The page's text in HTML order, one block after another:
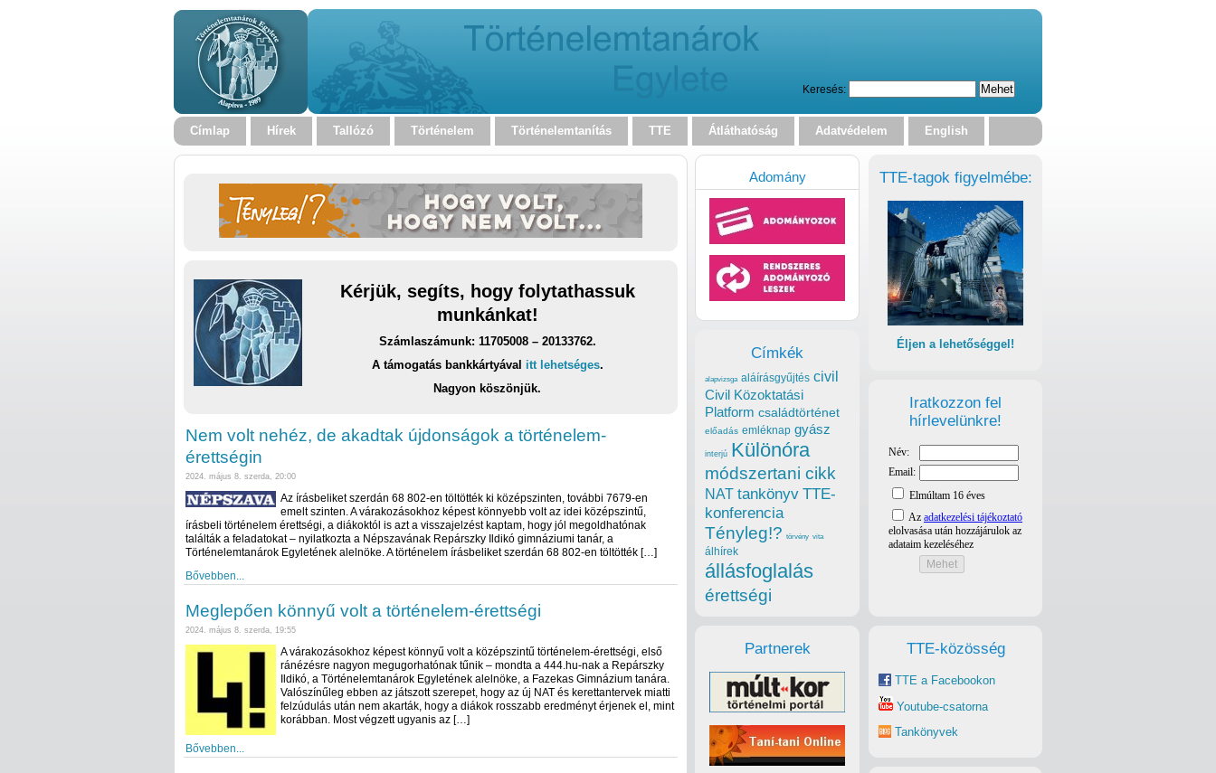
Keresés:
Címlap Hírek Tallózó Történelem Történelemtanítás TTE Átláthatóság Adatvédelem English
Kérjük, segíts, hogy folytathassuk
munkánkat!
Számlaszámunk: 11705008 – 20133762.
A támogatás bankkártyával itt lehetséges.
Nagyon köszönjük.
Nem volt nehéz, de akadtak újdonságok a történelem-
érettségin
2024. május 8. szerda, 20:00
Az írásbeliket szerdán 68 802-en töltötték ki középszinten, további 7679-en
emelt szinten. A várakozásokhoz képest könnyebb volt az idei középszintű,
írásbeli történelem érettségi, a diákoktól is azt a visszajelzést kaptam, hogy jól megoldhatónak
találták a feladatokat – nyilatkozta a Népszavának Repárszky Ildikó gimnáziumi tanár, a
Történelemtanárok Egyletének alelnöke. A történelem írásbeliket szerdán 68 802-en töltötték […]
Bővebben...
Meglepően könnyű volt a történelem-érettségi
2024. május 8. szerda, 19:55
A várakozásokhoz képest könnyű volt a középszintű történelem-érettségi, első
ránézésre nagyon megugorhatónak tűnik – mondta a 444.hu-nak a Repárszky
Ildikó, a Történelemtanárok Egyletének alelnöke, a Fazekas Gimnázium tanára.
Valószínűleg ebben az játszott szerepet, hogy az új NAT és kerettantervek miatti
felzúdulás után nem akarták, hogy a diákok rosszabb eredményt érjenek el, mint
korábban. Most végzett ugyanis az […]
Bővebben...
TTE-tagok figyelmébe:
Éljen a lehetőséggel!
Iratkozzon fel
hírlevelünkre!
TTE-közösség
TTE a Facebookon
Youtube-csatorna
Tankönyvek
Adomány
Címkék
alapvizsga aláírásgyűjtés civil
Civil Közoktatási
Platform családtörténet
előadás emléknap gyász
interjú Különóra
módszertani cikk
NAT tankönyv TTE-
konferencia
Tényleg!? törvény vita
álhírek
állásfoglalás
érettségi
Partnerek